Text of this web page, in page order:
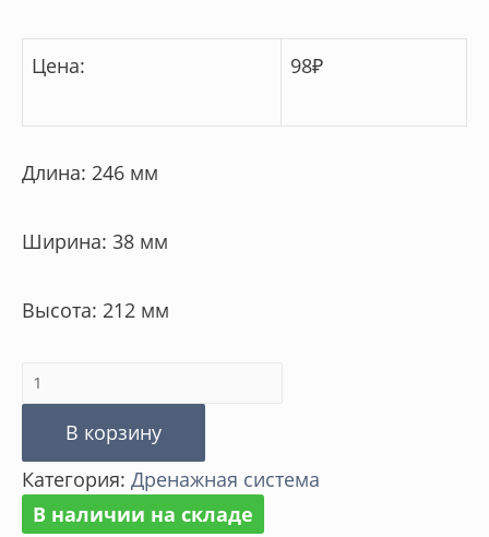
Цена: 98₽
Длина: 246 мм
Ширина: 38 мм
Высота: 212 мм
Количество
товара
Перегородка
к
дождеприёмнику
В корзину
Категория: Дренажная система
В наличии на складе